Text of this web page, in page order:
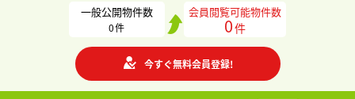
一般公開物件数
0件
会員閲覧可能物件数
0件
今すぐ無料会員登録!